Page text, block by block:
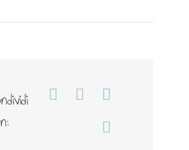
Facebook
WhatsApp
Telegram
Email